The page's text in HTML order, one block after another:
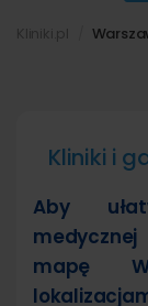
Kliniki i
Aby
mapę